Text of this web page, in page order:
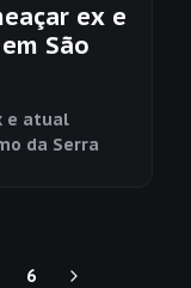
ex e
São
e atual
da Serra
6